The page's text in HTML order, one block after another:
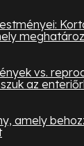
vs.
az
amely